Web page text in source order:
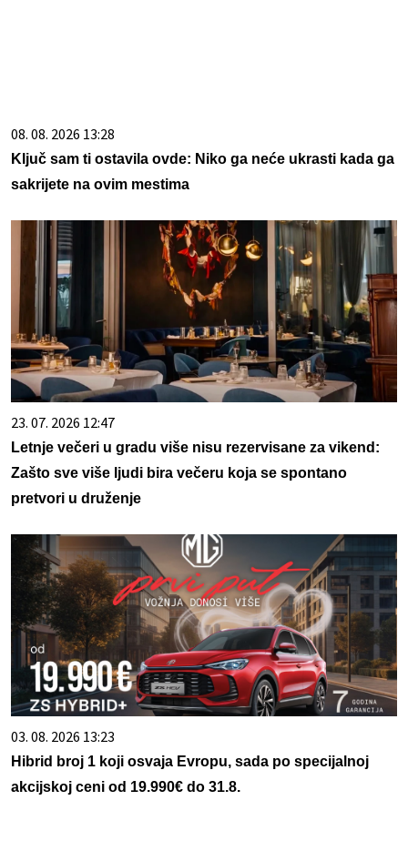
08. 08. 2026 13:28
Ključ sam ti ostavila ovde: Niko ga neće ukrasti kada ga
sakrijete na ovim mestima
23. 07. 2026 12:47
Letnje večeri u gradu više nisu rezervisane za vikend:
Zašto sve više ljudi bira večeru koja se spontano
pretvori u druženje
03. 08. 2026 13:23
Hibrid broj 1 koji osvaja Evropu, sada po specijalnoj
akcijskoj ceni od 19.990€ do 31.8.